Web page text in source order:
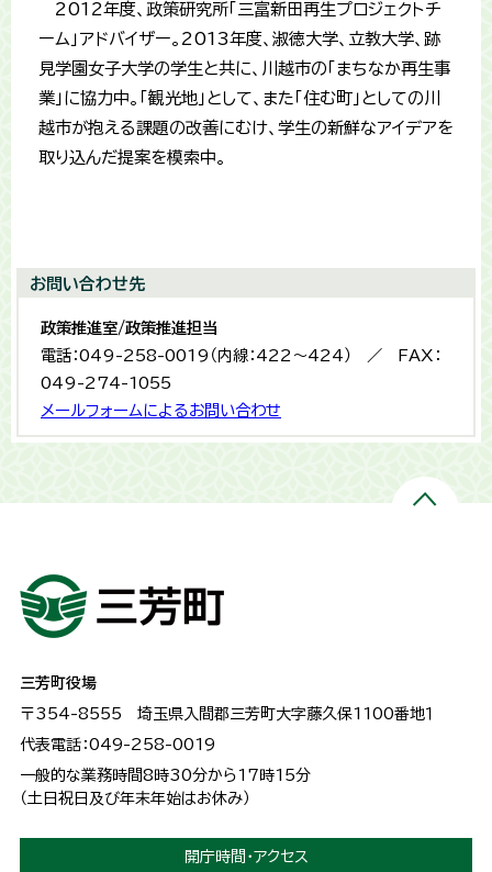
2012年度、政策研究所「三富新田再生プロジェクトチ
ーム」アドバイザー。2013年度、淑徳大学、立教大学、跡
見学園女子大学の学生と共に、川越市の「まちなか再生事
業」に協力中。「観光地」として、また「住む町」としての川
越市が抱える課題の改善にむけ、学生の新鮮なアイデアを
取り込んだ提案を模索中。
お問い合わせ先
政策推進室/政策推進担当
電話：049-258-0019（内線：422～424） ／ FAX：
049-274-1055
メールフォームによるお問い合わせ
三芳町役場
〒354-8555 埼玉県入間郡三芳町大字藤久保1100番地１
代表電話：049-258-0019
一般的な業務時間8時30分から17時15分
（土日祝日及び年末年始はお休み）
開庁時間・アクセス